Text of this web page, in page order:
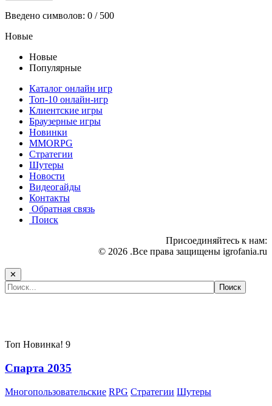
Введено символов: 0 / 500
Новые
Новые
Популярные
Каталог онлайн игр
Топ-10 онлайн-игр
Клиентские игры
Браузерные игры
Новинки
MMORPG
Стратегии
Шутеры
Новости
Видеогайды
Контакты
Обратная связь
Поиск
Присоединяйтесь к нам:
© 2026 .Все права защищены igrofania.ru
✕
Топ Новинка! 9
Спарта 2035
Многопользовательские RPG Стратегии Шутеры